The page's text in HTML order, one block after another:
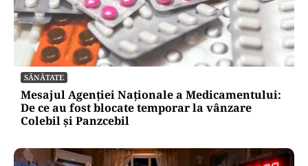
SĂNĂTATE
Mesajul Agenției Naționale a Medicamentului:
De ce au fost blocate temporar la vânzare
Colebil și Panzcebil